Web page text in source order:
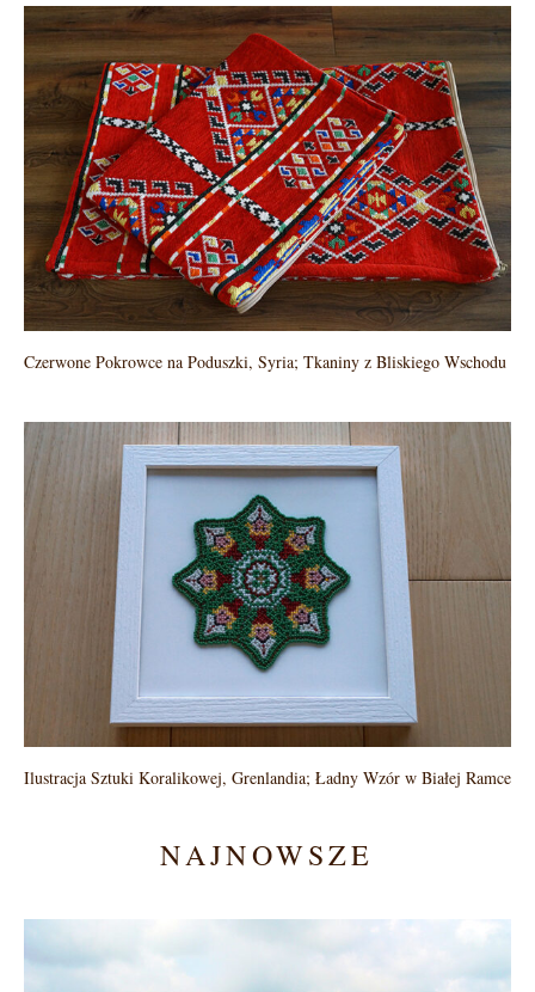
Czerwone Pokrowce na Poduszki, Syria; Tkaniny z Bliskiego Wschodu
Ilustracja Sztuki Koralikowej, Grenlandia; Ładny Wzór w Białej Ramce
NAJNOWSZE